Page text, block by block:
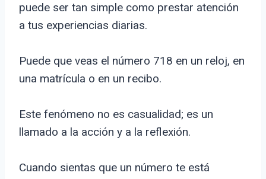
puede ser tan simple como prestar atención
a tus experiencias diarias.
Puede que veas el número 718 en un reloj, en
una matrícula o en un recibo.
Este fenómeno no es casualidad; es un
llamado a la acción y a la reflexión.
Cuando sientas que un número te está